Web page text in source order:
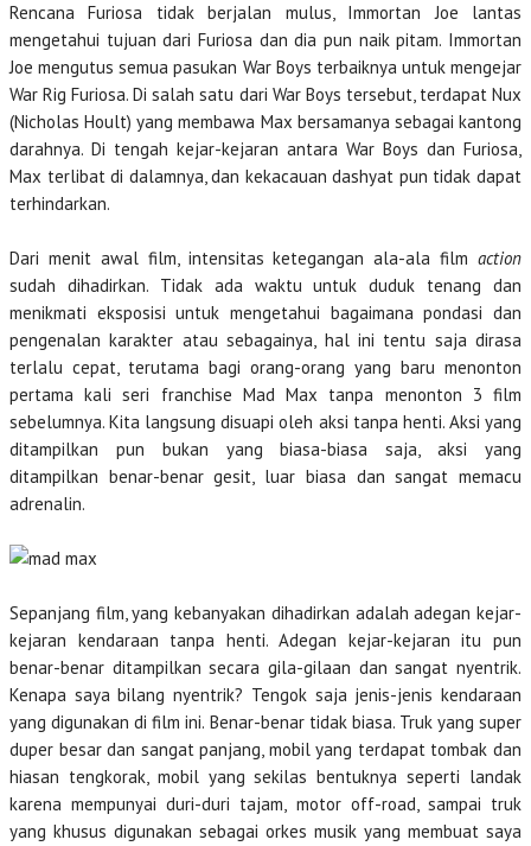
Rencana Furiosa tidak berjalan mulus, Immortan Joe lantas
mengetahui tujuan dari Furiosa dan dia pun naik pitam. Immortan
Joe mengutus semua pasukan War Boys terbaiknya untuk mengejar
War Rig Furiosa. Di salah satu dari War Boys tersebut, terdapat Nux
(Nicholas Hoult) yang membawa Max bersamanya sebagai kantong
darahnya. Di tengah kejar-kejaran antara War Boys dan Furiosa,
Max terlibat di dalamnya, dan kekacauan dashyat pun tidak dapat
terhindarkan.
Dari menit awal film, intensitas ketegangan ala-ala film action
sudah dihadirkan. Tidak ada waktu untuk duduk tenang dan
menikmati eksposisi untuk mengetahui bagaimana pondasi dan
pengenalan karakter atau sebagainya, hal ini tentu saja dirasa
terlalu cepat, terutama bagi orang-orang yang baru menonton
pertama kali seri franchise Mad Max tanpa menonton 3 film
sebelumnya. Kita langsung disuapi oleh aksi tanpa henti. Aksi yang
ditampilkan pun bukan yang biasa-biasa saja, aksi yang
ditampilkan benar-benar gesit, luar biasa dan sangat memacu
adrenalin.
Sepanjang film, yang kebanyakan dihadirkan adalah adegan kejar-
kejaran kendaraan tanpa henti. Adegan kejar-kejaran itu pun
benar-benar ditampilkan secara gila-gilaan dan sangat nyentrik.
Kenapa saya bilang nyentrik? Tengok saja jenis-jenis kendaraan
yang digunakan di film ini. Benar-benar tidak biasa. Truk yang super
duper besar dan sangat panjang, mobil yang terdapat tombak dan
hiasan tengkorak, mobil yang sekilas bentuknya seperti landak
karena mempunyai duri-duri tajam, motor off-road, sampai truk
yang khusus digunakan sebagai orkes musik yang membuat saya